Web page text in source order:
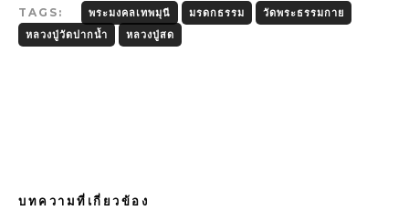
TAGS: พระมงคลเทพมุนี มรดกธรรม
วัดพระธรรมกาย
หลวงปู่วัดปากน้ำ
หลวงปู่สด
บทความที่เกี่ยวข้อง